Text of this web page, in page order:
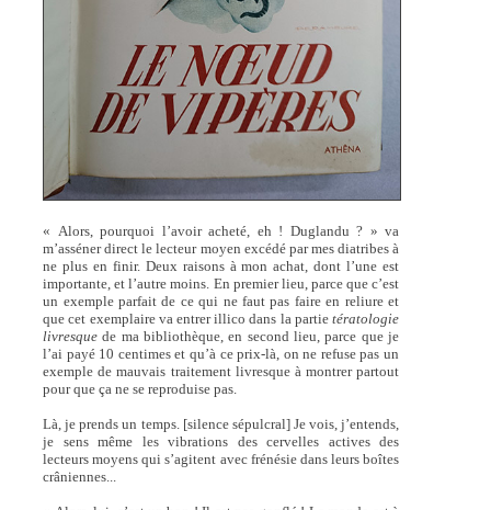
« Alors, pourquoi l’avoir acheté, eh ! Duglandu ? » va
m’asséner direct le lecteur moyen excédé par mes diatribes à
ne plus en finir. Deux raisons à mon achat, dont l’une est
importante, et l’autre moins. En premier lieu, parce que c’est
un exemple parfait de ce qui ne faut pas faire en reliure et
que cet exemplaire va entrer illico dans la partietératologie
livresque de ma bibliothèque, en second lieu, parce que je
l’ai payé 10 centimes et qu’à ce prix-là, on ne refuse pas un
exemple de mauvais traitement livresque à montrer partout
pour que ça ne se reproduise pas.
Là, je prends un temps. [silence sépulcral] Je vois, j’entends,
je sens même les vibrations des cervelles actives des
lecteurs moyens qui s’agitent avec frénésie dans leurs boîtes
crâniennes...